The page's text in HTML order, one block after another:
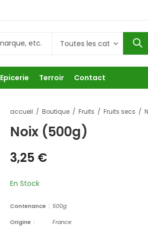
Epicerie Terroir Contact
accueil Boutique Fruits Fruits secs
Noix (500g)
3,25 €
En Stock
Contenance
500g
Origine
France